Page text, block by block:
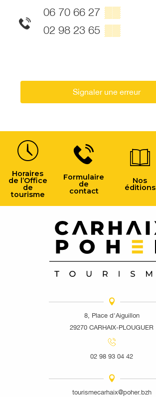
06 70 66 27 ▒▒
02 98 23 65 ▒▒
Signaler une erreur
Horaires
de l’Office
de
tourisme
Formulaire
de
contact
Nos
éditions
8, Place d'Aiguillon
29270 CARHAIX-PLOUGUER
02 98 93 04 42
tourismecarhaix@poher.bzh